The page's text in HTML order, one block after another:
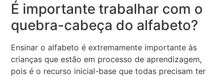
É importante trabalhar com o
quebra-cabeça do alfabeto?
Ensinar o alfabeto é extremamente importante às
crianças que estão em processo de aprendizagem,
pois é o recurso inicial-base que todas precisam ter